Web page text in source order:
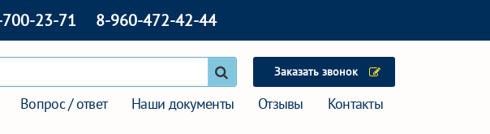
23-71 8-960-472-42-44
Заказать звонок
Вопрос / ответ Наши документы Отзывы Контакты